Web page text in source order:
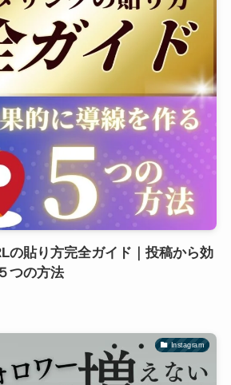
の貼り方完全ガイド｜投稿から効
つの方法
Instagram